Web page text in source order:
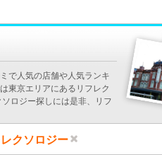
で人気の店舗や人気ランキ
東京エリアにあるリフレク
ロジー探しには是非、リフ
クソロジー